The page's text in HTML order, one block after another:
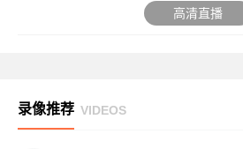
高清直播
录像推荐 VIDEOS